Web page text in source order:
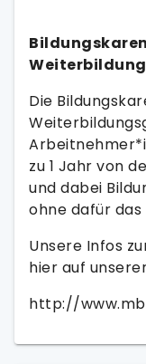
Die
zu 1 Jahr von
und dabei
ohne dafür
Unsere Infos
hier auf
http://